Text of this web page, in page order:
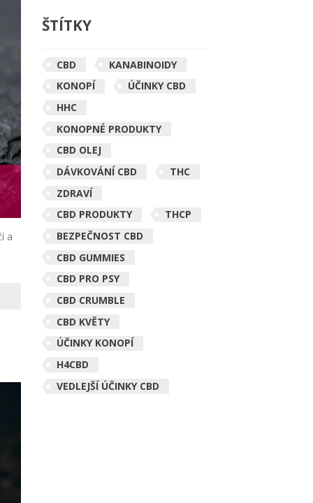
a
ŠTÍTKY
CBD
KANABINOIDY
KONOPÍ
ÚČINKY CBD
HHC
KONOPNÉ PRODUKTY
CBD OLEJ
DÁVKOVÁNÍ CBD
THC
ZDRAVÍ
CBD PRODUKTY
THCP
BEZPEČNOST CBD
CBD GUMMIES
CBD PRO PSY
CBD CRUMBLE
CBD KVĚTY
ÚČINKY KONOPÍ
H4CBD
VEDLEJŠÍ ÚČINKY CBD